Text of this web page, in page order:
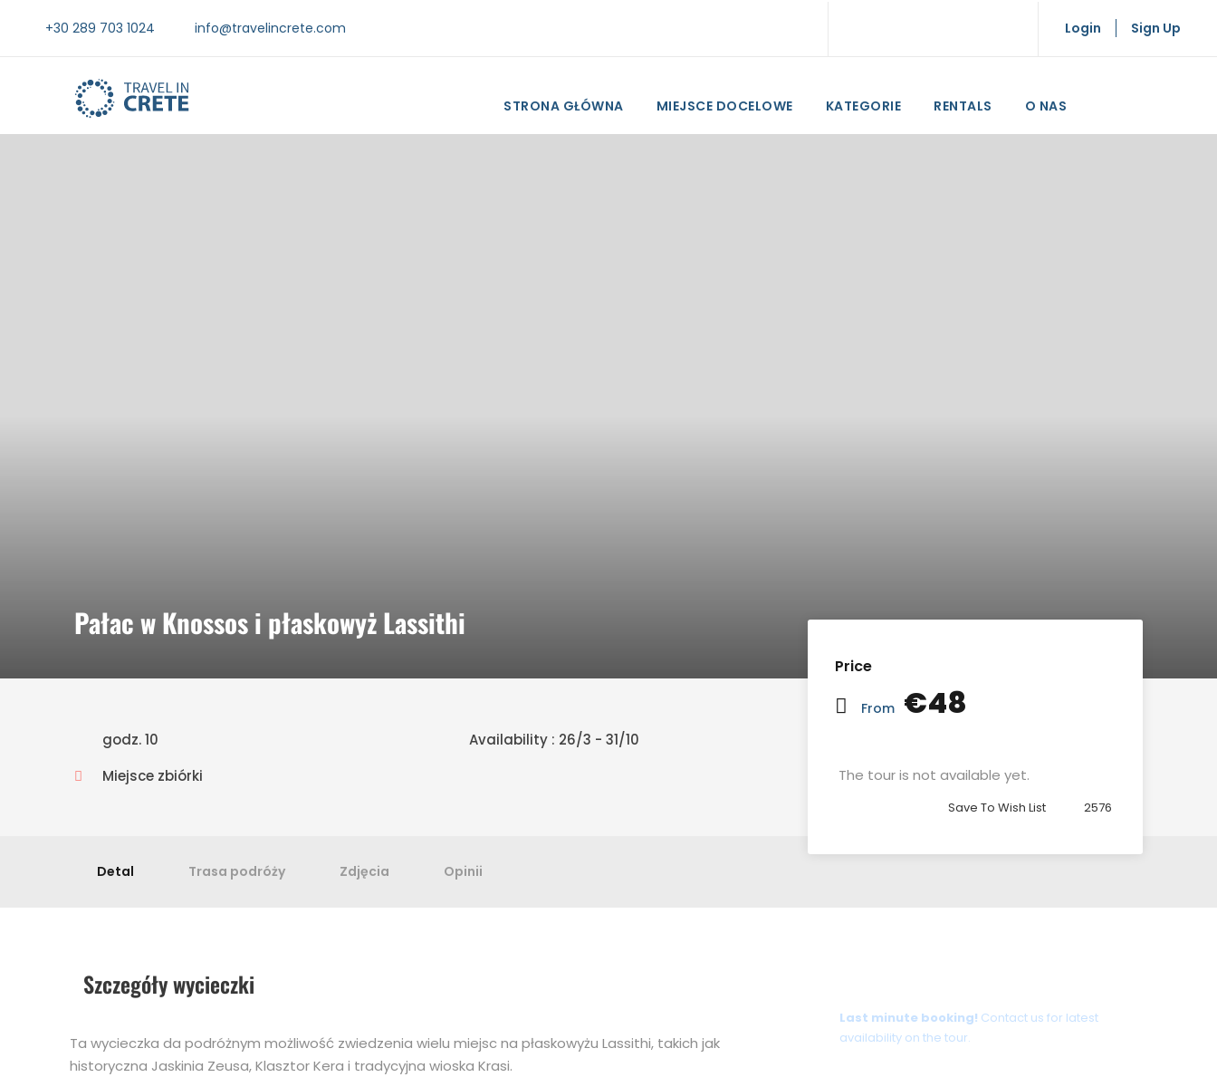
+30 289 703 1024 info@travelincrete.com Login Sign Up
STRONA GŁÓWNA MIEJSCE DOCELOWE KATEGORIE RENTALS O NAS
Pałac w Knossos i płaskowyż Lassithi
Price
From €48
The tour is not available yet.
Save To Wish List 2576
Last minute booking! Contact us for latest
availability on the tour.
godz. 10
Availability : 26/3 - 31/10
Miejsce zbiórki
Detal Trasa podróży Zdjęcia Opinii
Szczegóły wycieczki
Ta wycieczka da podróżnym możliwość zwiedzenia wielu miejsc na płaskowyżu Lassithi, takich jak
historyczna Jaskinia Zeusa, Klasztor Kera i tradycyjna wioska Krasi.